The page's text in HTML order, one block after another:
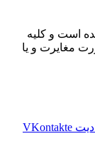
است و کلیه
مغایرت و یا
‫VKontakte